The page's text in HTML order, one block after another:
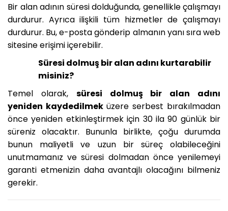
Bir alan adının süresi dolduğunda, genellikle çalışmayı
durdurur. Ayrıca ilişkili tüm hizmetler de çalışmayı
durdurur. Bu, e-posta gönderip almanın yanı sıra web
sitesine erişimi içerebilir.
Süresi dolmuş bir alan adını kurtarabilir
misiniz?
Temel olarak, süresi dolmuş bir alan adını
yeniden kaydedilmek üzere serbest bırakılmadan
önce yeniden etkinleştirmek için 30 ila 90 günlük bir
süreniz olacaktır. Bununla birlikte, çoğu durumda
bunun maliyetli ve uzun bir süreç olabileceğini
unutmamanız ve süresi dolmadan önce yenilemeyi
garanti etmenizin daha avantajlı olacağını bilmeniz
gerekir.